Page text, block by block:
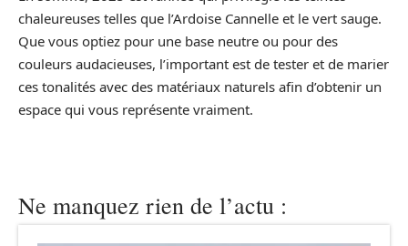
chaleureuses telles que l’Ardoise Cannelle et le vert sauge.
Que vous optiez pour une base neutre ou pour des
couleurs audacieuses, l’important est de tester et de marier
ces tonalités avec des matériaux naturels afin d’obtenir un
espace qui vous représente vraiment.
Ne manquez rien de l’actu :